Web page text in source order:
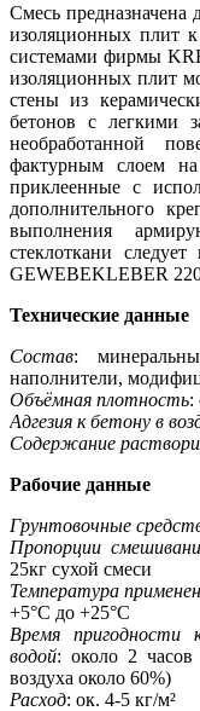
Смесь предназначена
изоляционных плит
системами фирмы
изоляционных плит
стены из
бетонов с легкими
необработанной
фактурным слоем
приклеенные с
дополнительного
выполнения
стеклоткани
GEWEBEKLEBER
Технические данные
Состав:
наполнители,
Объёмная плотность:
Адгезия к бетону в
Содержание
Рабочие данные
Грунтовочные
Пропорции
25кг сухой смеси
Температура
+5°С до +25°С
Время пригодности
водой: около 2 часов
воздуха около 60%)
Расход: ок. 4-5 кг/м²